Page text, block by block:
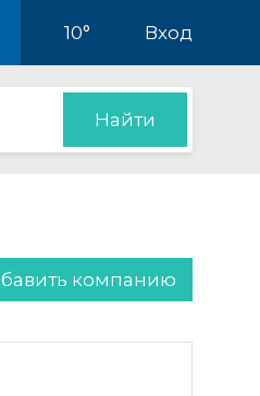
10° Вход
Найти
компанию